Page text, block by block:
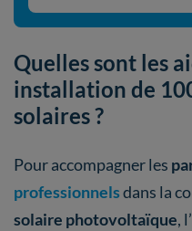
Quelles sont les
installation de
solaires ?
Pour accompagner les
professionnelsdans la
solaire photovoltaïque,